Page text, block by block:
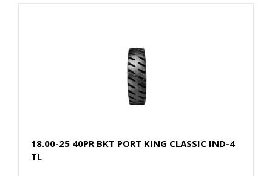
18.00-25 40PR BKT PORT KING CLASSIC IND-4
TL